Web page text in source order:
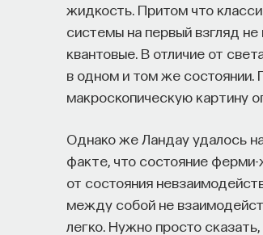
жидкость. Притом что
системы на первый взгляд
квантовые. В отличие от
в одном и том же состоянии.
макроскопическую картину
Однако же Ландау удалось
факте, что состояние
от состояния
между собой не
легко. Нужно просто